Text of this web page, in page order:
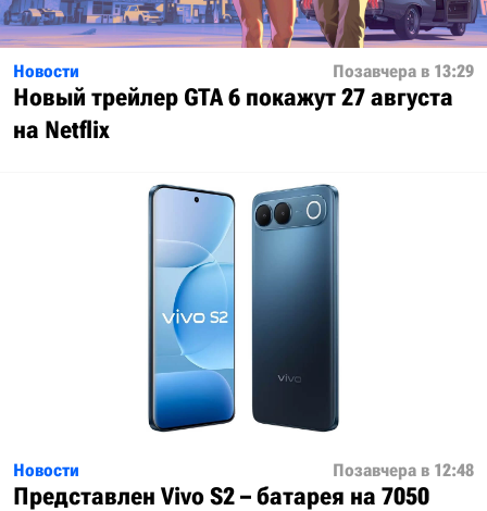
Новости Позавчера в 13:29
Новый трейлер GTA 6 покажут 27 августа
на Netflix
Новости Позавчера в 12:48
Представлен Vivo S2 – батарея на 7050